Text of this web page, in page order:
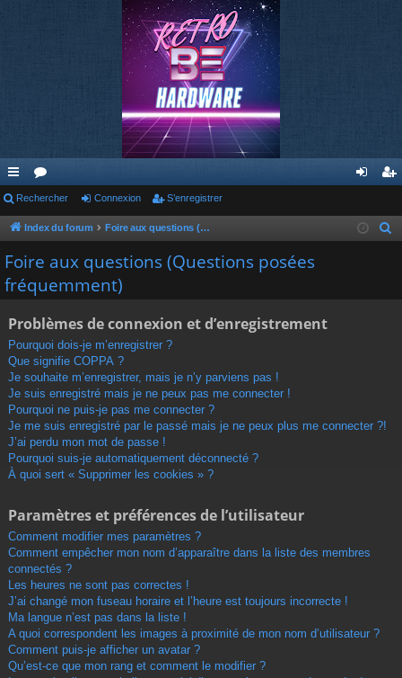
cc
ès
ra
pi
or
u
s
ne nr
Rechercher Connexion S’enregistrer
Index du forum Foire aux questions (Questions posées fréquemment)
Foire aux questions (Questions posées
fréquemment)
Problèmes de connexion et d’enregistrement
Pourquoi dois-je m’enregistrer ?
Que signifie COPPA ?
Je souhaite m’enregistrer, mais je n’y parviens pas !
Je suis enregistré mais je ne peux pas me connecter !
Pourquoi ne puis-je pas me connecter ?
Je me suis enregistré par le passé mais je ne peux plus me connecter ?!
J’ai perdu mon mot de passe !
Pourquoi suis-je automatiquement déconnecté ?
À quoi sert « Supprimer les cookies » ?
Paramètres et préférences de l’utilisateur
Comment modifier mes paramètres ?
Comment empêcher mon nom d’apparaître dans la liste des membres
connectés ?
Les heures ne sont pas correctes !
J’ai changé mon fuseau horaire et l’heure est toujours incorrecte !
Ma langue n’est pas dans la liste !
A quoi correspondent les images à proximité de mon nom d’utilisateur ?
Comment puis-je afficher un avatar ?
Qu’est-ce que mon rang et comment le modifier ?